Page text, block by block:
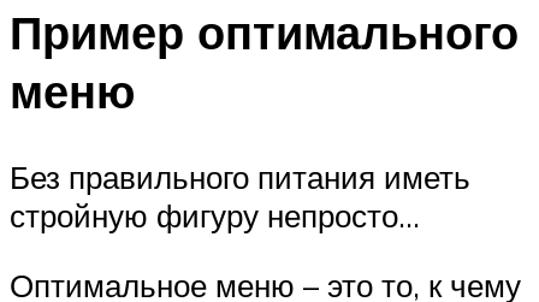
Пример оптимального
меню
Без правильного питания иметь
стройную фигуру непросто…
Оптимальное меню – это то, к чему